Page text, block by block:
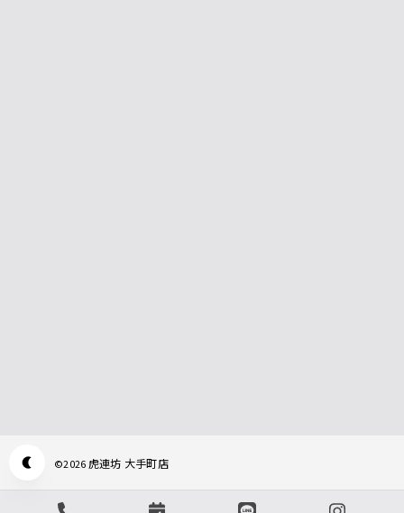
©2026 虎連坊 大手町店
Appearance mode switch